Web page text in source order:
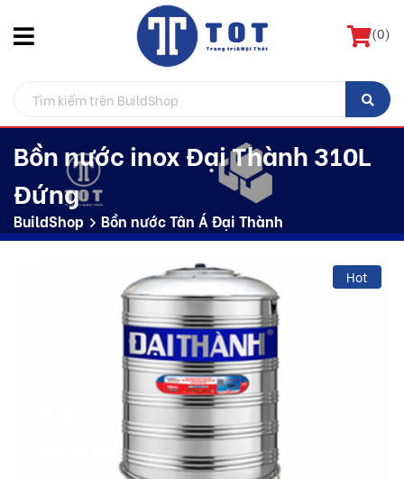
(0)
Bồn nước inox Đại Thành 310L
Đứng
BuildShop Bồn nước Tân Á Đại Thành
Hot